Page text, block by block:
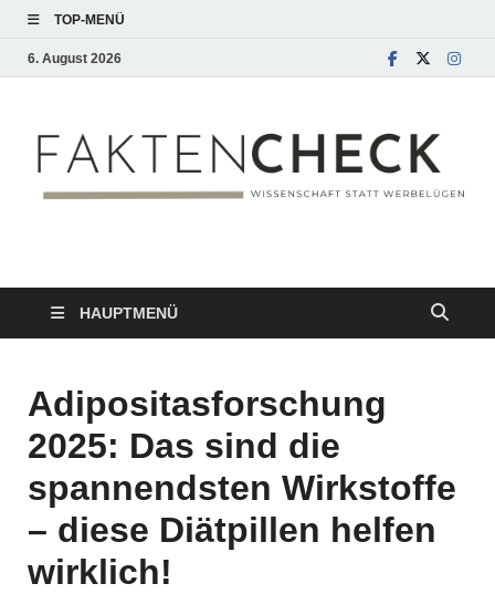
TOP-MENÜ
6. August 2026
HAUPTMENÜ
Adipositasforschung
2025: Das sind die
spannendsten Wirkstoffe
– diese Diätpillen helfen
wirklich!